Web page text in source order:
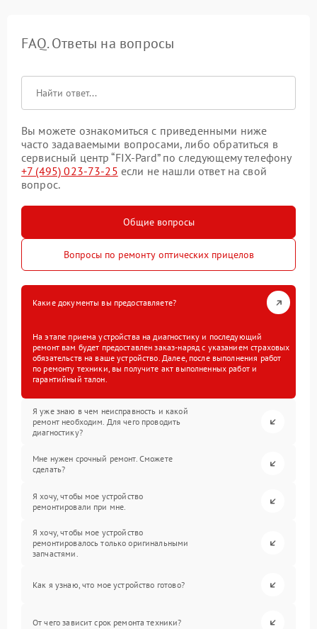
FAQ. Ответы на вопросы
Вы можете ознакомиться с приведенными ниже
часто задаваемыми вопросами, либо обратиться в
сервисный центр “FIX-Pard” по следующему телефону
+7 (495) 023-73-25 если не нашли ответ на свой
вопрос.
Общие вопросы
Вопросы по ремонту оптических прицелов
Какие документы вы предоставляете?
На этапе приема устройства на диагностику и последующий
ремонт вам будет предоставлен заказ-наряд с указанием страховых
обязательств на ваше устройство. Далее, после выполнения работ
по ремонту техники, вы получите акт выполненных работ и
гарантийный талон.
Я уже знаю в чем неисправность и какой
ремонт необходим. Для чего проводить
диагностику?
Мне нужен срочный ремонт. Сможете
сделать?
Я хочу, чтобы мое устройство
ремонтировали при мне.
Я хочу, чтобы мое устройство
ремонтировалось только оригинальными
запчастями.
Как я узнаю, что мое устройство готово?
От чего зависит срок ремонта техники?